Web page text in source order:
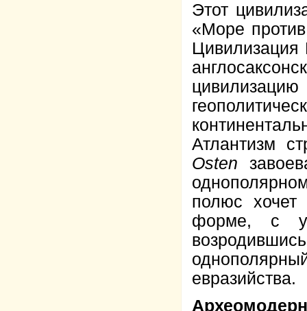
Этот
«Море
Цивилизация
Атлантизм
Osten
полюс хочет
форме, с
евразийства.
Археомодерн